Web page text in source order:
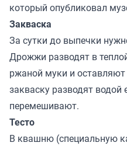
который опубликовал
Закваска
За сутки до выпечки
Дрожжи разводят в
ржаной муки и оставляют
закваску разводят
перемешивают.
Тесто
В квашню (специальную